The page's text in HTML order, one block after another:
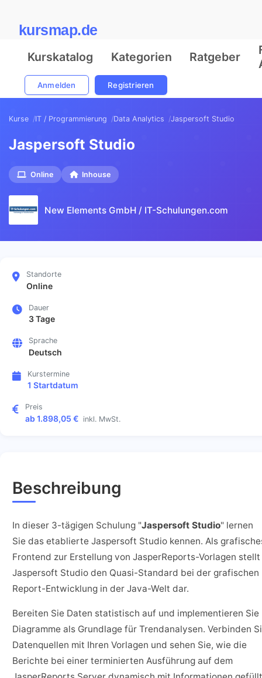
kursmap.de
Kurskatalog Kategorien Ratgeber
Anmelden Registrieren
Kurse IT / Programmierung Data Analytics Jaspersoft Studio
Jaspersoft Studio
Online Inhouse
New Elements GmbH / IT-Schulungen.com
Standorte
Online
Dauer
3 Tage
Sprache
Deutsch
Kurstermine
1 Startdatum
Preis
ab 1.898,05 € inkl. MwSt.
Beschreibung
In dieser 3-tägigen Schulung "Jaspersoft Studio" lernen
Sie das etablierte Jaspersoft Studio kennen. Als
Frontend zur Erstellung von JasperReports-Vorlagen stellt
Jaspersoft Studio den Quasi-Standard bei der grafischen
Report-Entwicklung in der Java-Welt dar.
Bereiten Sie Daten statistisch auf und implementieren Sie
Diagramme als Grundlage für Trendanalysen. Verbinden
Datenquellen mit Ihren Vorlagen und sehen Sie, wie die
Berichte bei einer terminierten Ausführung auf dem